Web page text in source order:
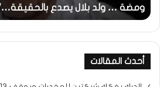
محمد
خاطرة : تحية تقدير
أحدث المقالات